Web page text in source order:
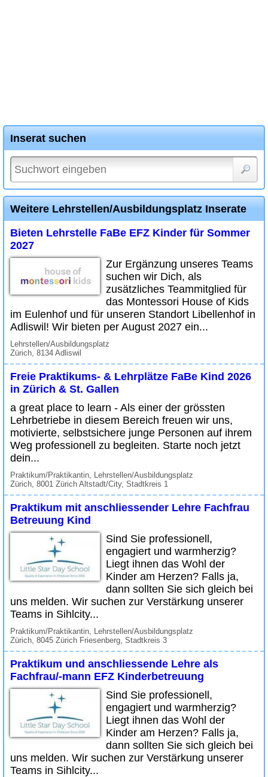
Inserat suchen
Weitere Lehrstellen/Ausbildungsplatz Inserate
Bieten Lehrstelle FaBe EFZ Kinder für Sommer
2027
Zur Ergänzung unseres Teams
suchen wir Dich, als
zusätzliches Teammitglied für
das Montessori House of Kids
im Eulenhof und für unseren Standort Libellenhof in
Adliswil! Wir bieten per August 2027 ein...
Lehrstellen/Ausbildungsplatz
Zürich, 8134 Adliswil
Freie Praktikums- & Lehrplätze FaBe Kind 2026
in Zürich & St. Gallen
a great place to learn - Als einer der grössten
Lehrbetriebe in diesem Bereich freuen wir uns,
motivierte, selbstsichere junge Personen auf ihrem
Weg professionell zu begleiten. Starte noch jetzt
dein...
Praktikum/Praktikantin, Lehrstellen/Ausbildungsplatz
Zürich, 8001 Zürich Altstadt/City, Stadtkreis 1
Praktikum mit anschliessender Lehre Fachfrau
Betreuung Kind
Sind Sie professionell,
engagiert und warmherzig?
Liegt ihnen das Wohl der
Kinder am Herzen? Falls ja,
dann sollten Sie sich gleich bei
uns melden. Wir suchen zur Verstärkung unserer
Teams in Sihlcity...
Praktikum/Praktikantin, Lehrstellen/Ausbildungsplatz
Zürich, 8045 Zürich Friesenberg, Stadtkreis 3
Praktikum und anschliessende Lehre als
Fachfrau/-mann EFZ Kinderbetreuung
Sind Sie professionell,
engagiert und warmherzig?
Liegt ihnen das Wohl der
Kinder am Herzen? Falls ja,
dann sollten Sie sich gleich bei
uns melden. Wir suchen zur Verstärkung unserer
Teams in Sihlcity...